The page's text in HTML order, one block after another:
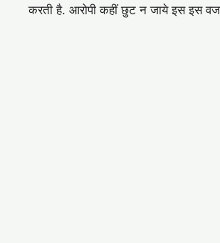
करती है. आरोपी कहीं छुट न जाये इस इस